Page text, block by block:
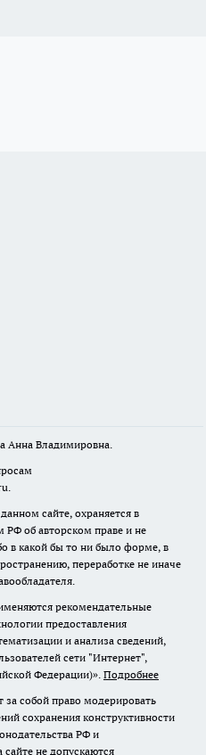
Анна Владимировна.
сайте, охраняется в
РФ об авторском праве и не
в какой бы то ни было форме, в
переработке не иначе
рекомендательные
предоставления
и анализа сведений,
сети "Интернет",
Федерации)». Подробнее
за собой право модерировать
сохранения конструктивности
РФ и
не допускаются